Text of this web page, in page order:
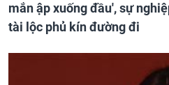
mắn ập xuống đầu', sự
tài lộc phủ kín đường đi